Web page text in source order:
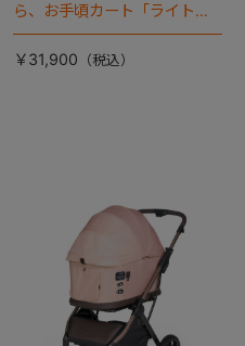
ら、お手頃カート「ライト」
が登場！
￥31,900